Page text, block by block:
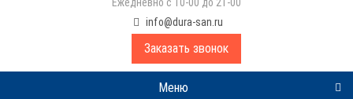
info@dura-san.ru
Заказать звонок
Меню